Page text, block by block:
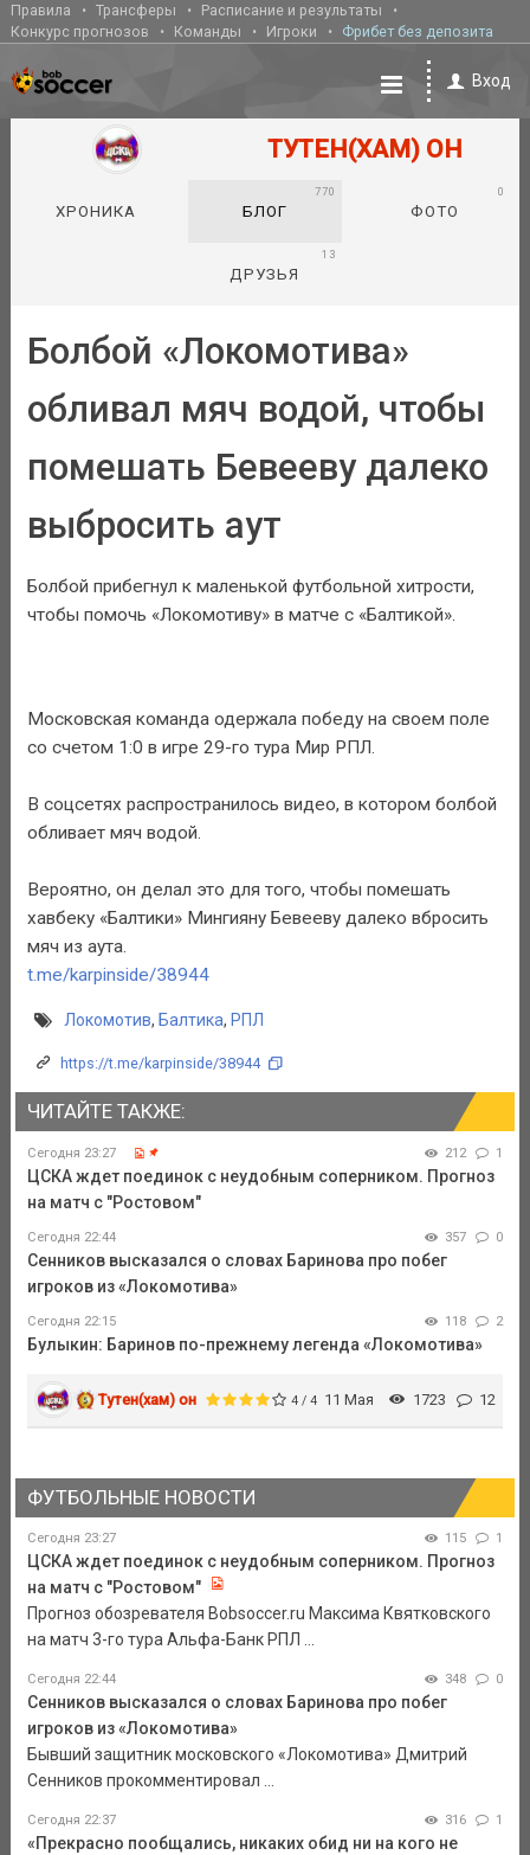
Правила Трансферы
Расписание и результаты
Конкурс прогнозов
Команды Игроки Фрибет без депозита
Вход
ТУТЕН(ХАМ) ОН
ХРОНИКА БЛОГ
770
ФОТО
0
ДРУЗЬЯ
13
Болбой «Локомотива»
обливал мяч водой, чтобы
помешать Бевееву далеко
выбросить аут
Болбой прибегнул к маленькой футбольной хитрости,
чтобы помочь «Локомотиву» в матче с «Балтикой».
Московская команда одержала победу на своем поле
со счетом 1:0 в игре 29-го тура Мир РПЛ.
В соцсетях распространилось видео, в котором болбой
обливает мяч водой.
Вероятно, он делал это для того, чтобы помешать
хавбеку «Балтики» Мингияну Бевееву далеко вбросить
мяч из аута.
t.me/karpinside/38944
Локомотив, Балтика, РПЛ
https://t.me/karpinside/38944
ЧИТАЙТЕ ТАКЖЕ:
Сегодня 23:27 212 1
ЦСКА ждет поединок с неудобным соперником. Прогноз
на матч с "Ростовом"
Сегодня 22:44 357 0
Сенников высказался о словах Баринова про побег
игроков из «Локомотива»
Сегодня 22:15 118 2
Булыкин: Баринов по-прежнему легенда «Локомотива»
Тутен(хам) он 4 / 4 11 Мая 1723 12
ФУТБОЛЬНЫЕ НОВОСТИ
Сегодня 23:27 115 1
ЦСКА ждет поединок с неудобным соперником. Прогноз
на матч с "Ростовом"
Прогноз обозревателя Bobsoccer.ru Максима Квятковского
на матч 3-го тура Альфа-Банк РПЛ ...
Сегодня 22:44 348 0
Сенников высказался о словах Баринова про побег
игроков из «Локомотива»
Бывший защитник московского «Локомотива» Дмитрий
Сенников прокомментировал ...
Сегодня 22:37 316 1
«Прекрасно пообщались, никаких обид ни на кого не